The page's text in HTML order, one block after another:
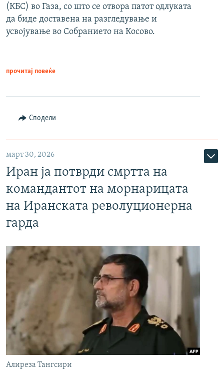
(КБС) во Газа, со што се отвора патот одлуката
да биде доставена на разгледување и
усвојување во Собранието на Косово.
прочитај повеќе
Сподели
март 30, 2026
Иран ја потврди смртта на
командантот на морнарицата
на Иранската револуционерна
гарда
Алиреза Тангсири